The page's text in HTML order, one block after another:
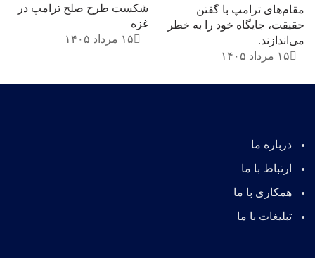
شکست طرح صلح ترامپ در
غزه
۱۵ مرداد ۱۴۰۵
مقام‌های ترامپ با گفتن
حقیقت، جایگاه خود را به خطر
می‌اندازند.
۱۵ مرداد ۱۴۰۵
درباره ما
ارتباط با ما
همکاری با ما
تبلیغات با ما